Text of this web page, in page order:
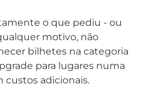
o que pediu - ou
motivo, não
bilhetes na categoria
para lugares numa
custos adicionais.